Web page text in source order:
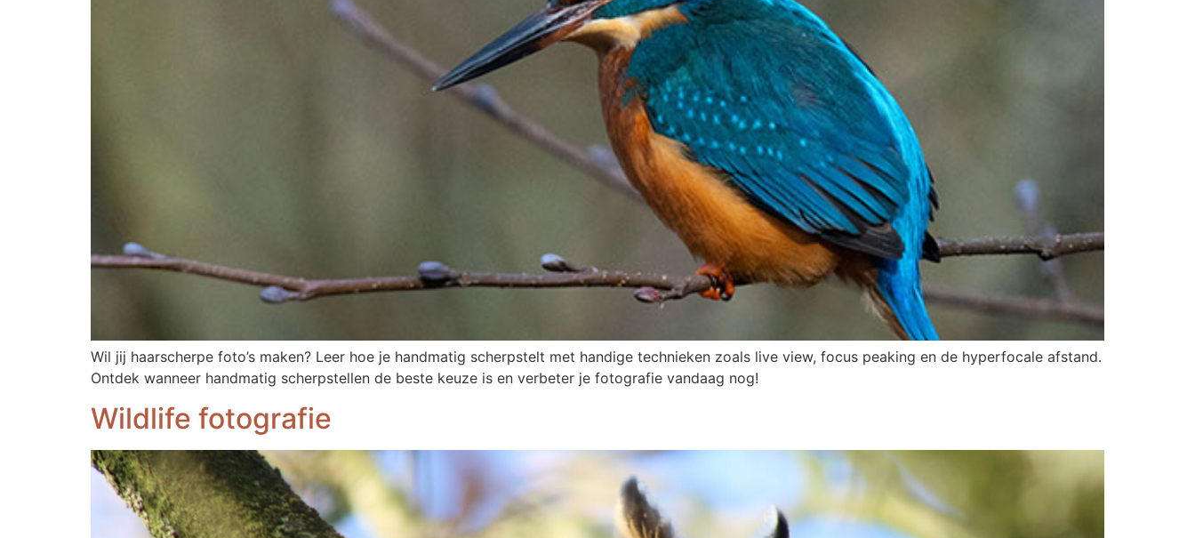
Wil jij haarscherpe foto’s maken? Leer hoe je handmatig scherpstelt met handige technieken zoals live view, focus peaking en de hyperfocale afstand.
Ontdek wanneer handmatig scherpstellen de beste keuze is en verbeter je fotografie vandaag nog!
Wildlife fotografie